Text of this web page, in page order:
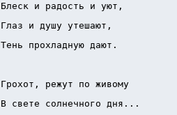
Блеск и радость и уют,
Глаз и душу утешают,
Тень прохладную дают.
Грохот, режут по живому
В свете солнечного дня...